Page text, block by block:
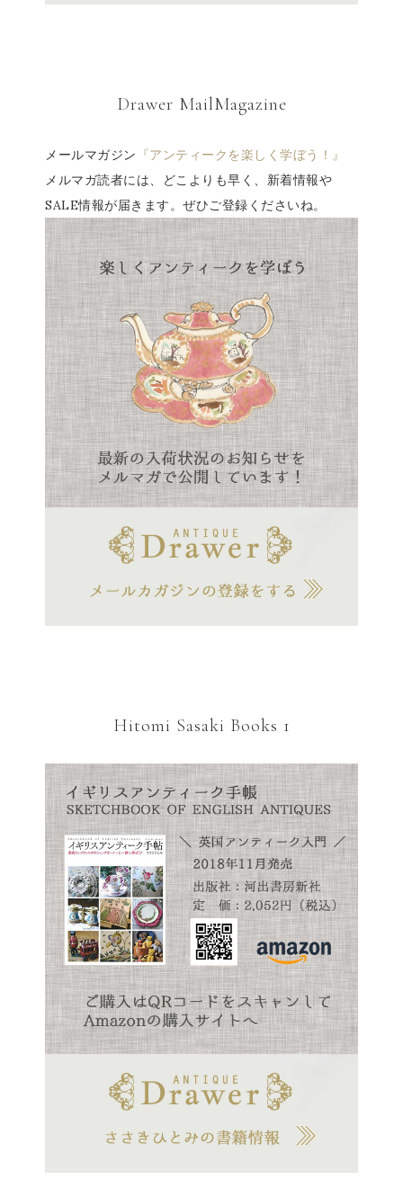
Drawer MailMagazine
メールマガジン 『アンティークを楽しく学ぼう！』
メルマガ読者には、どこよりも早く、新着情報や
SALE情報が届きます。ぜひご登録くださいね。
Hitomi Sasaki Books 1